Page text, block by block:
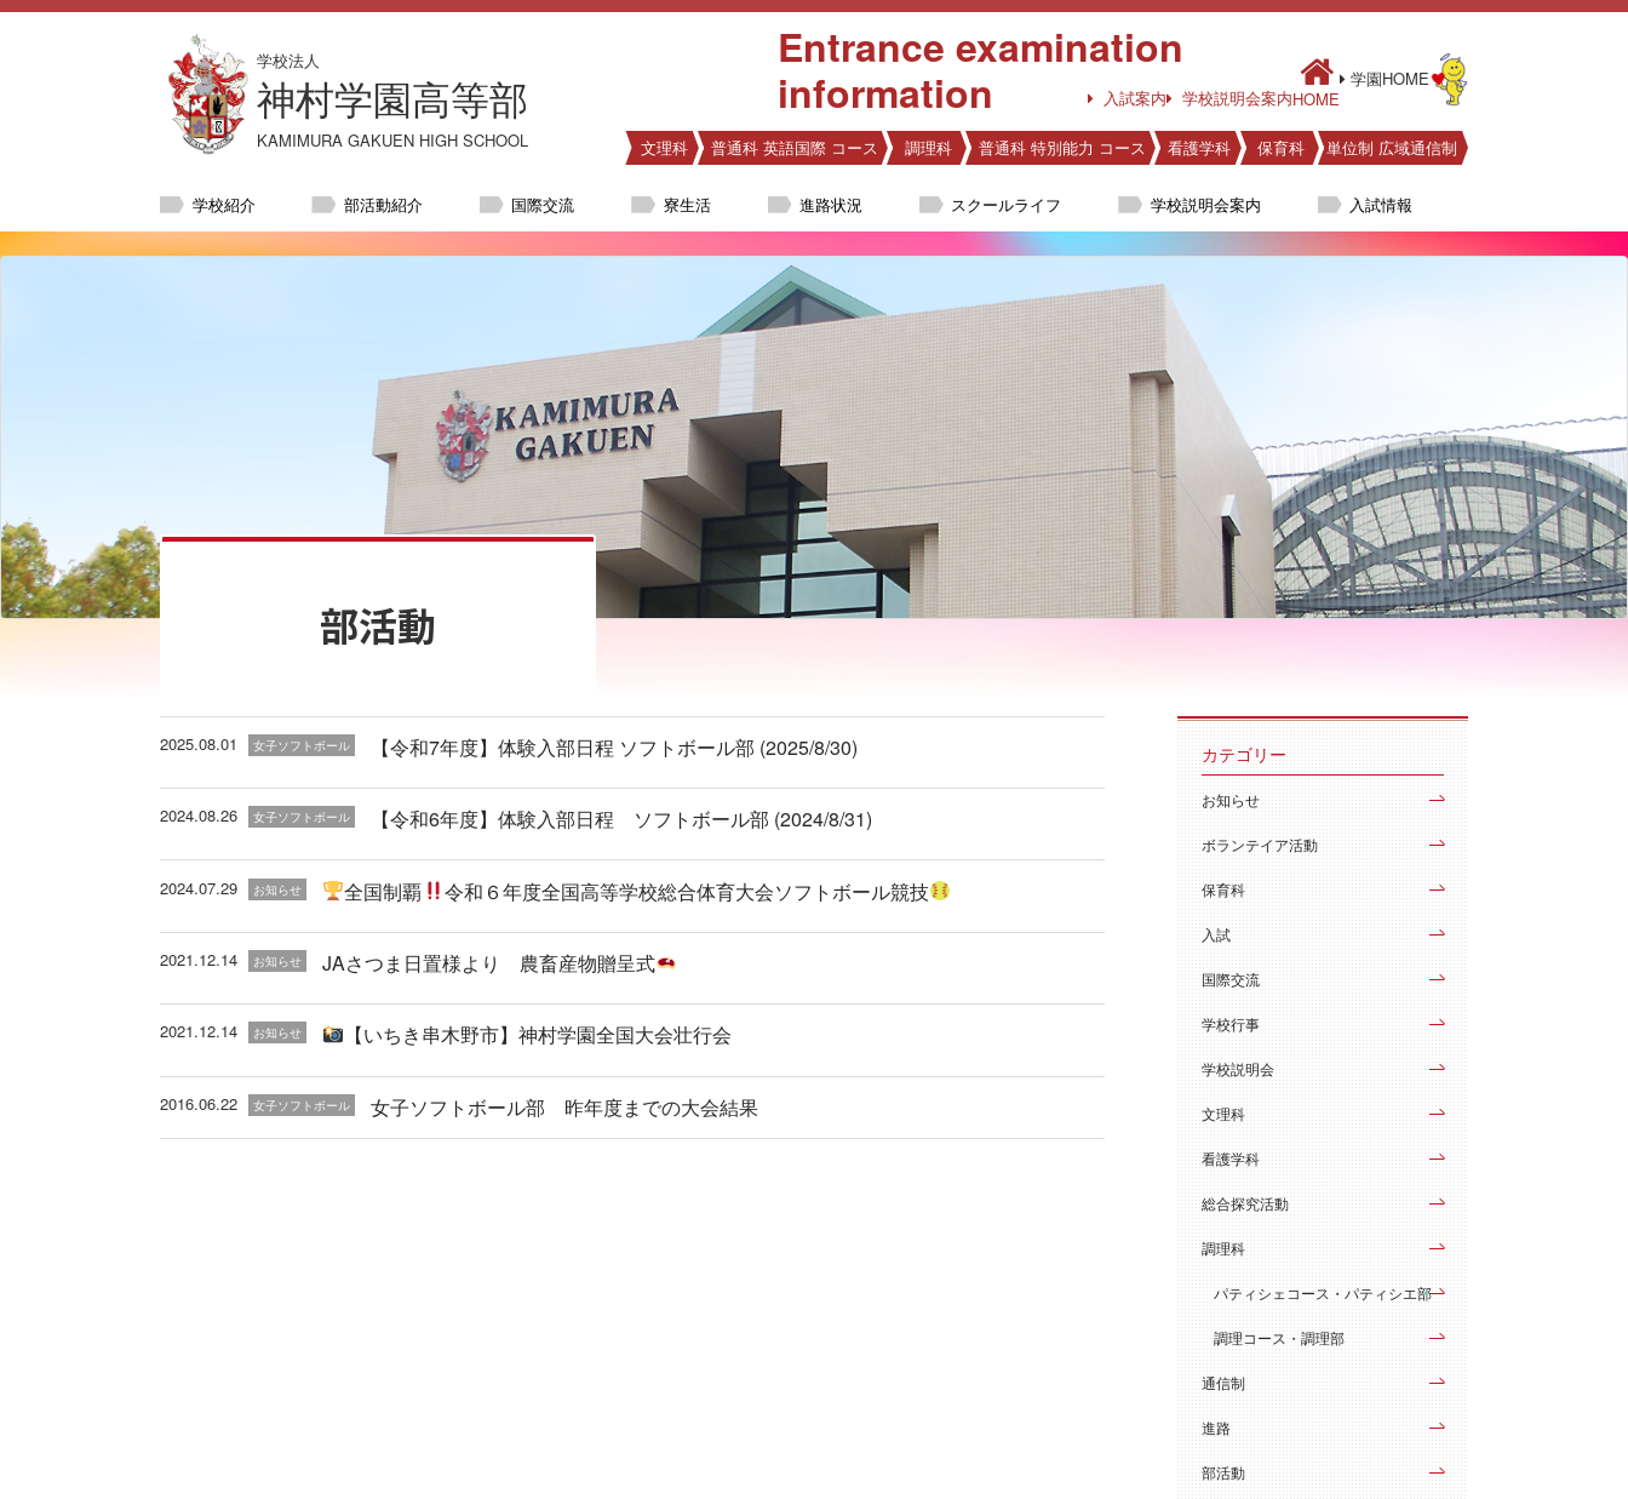
学校法人
神村学園高等部
KAMIMURA GAKUEN HIGH SCHOOL
Entrance examination
information
入試案内 学校説明会案内HOME
学園HOME
文理科 普通科 英語国際 コース 調理科 普通科 特別能力 コース 看護学科 保育科 単位制 広域通信制
学校紹介 部活動紹介 国際交流 寮生活 進路状況 スクールライフ 学校説明会案内 入試情報
部活動
2025.08.01 女子ソフトボール 【令和7年度】体験入部日程 ソフトボール部 (2025/8/30)
2024.08.26 女子ソフトボール 【令和6年度】体験入部日程 ソフトボール部 (2024/8/31)
2024.07.29 お知らせ 全国制覇 令和６年度全国高等学校総合体育大会ソフトボール競技
2021.12.14 お知らせ JAさつま日置様より 農畜産物贈呈式
2021.12.14 お知らせ 【いちき串木野市】神村学園全国大会壮行会
2016.06.22 女子ソフトボール 女子ソフトボール部 昨年度までの大会結果
カテゴリー
お知らせ
ボランテイア活動
保育科
入試
国際交流
学校行事
学校説明会
文理科
看護学科
総合探究活動
調理科
パティシェコース・パティシエ部
調理コース・調理部
通信制
進路
部活動